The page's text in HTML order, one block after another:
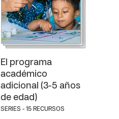
El programa
académico
adicional (3-5 años
de edad)
SERIES - 15 RECURSOS